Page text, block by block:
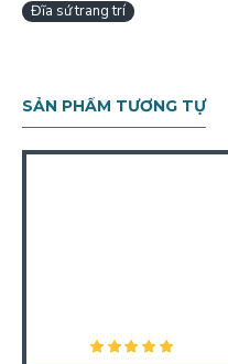
Đĩa sứ trang trí
SẢN PHẨM TƯƠNG TỰ